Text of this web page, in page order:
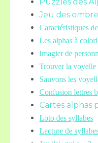
Jeu des
Caractéristiques
Les alphas à
Imagier de
Trouver la voyelle
Sauvons les
Confusion lettres
Cartes alphas
Loto des syllabes
Lecture de